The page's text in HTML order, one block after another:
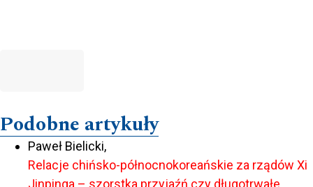
Podobne artykuły
Paweł Bielicki,
Relacje chińsko-północnokoreańskie za rządów Xi
Jinpinga – szorstka przyjaźń czy długotrwałe